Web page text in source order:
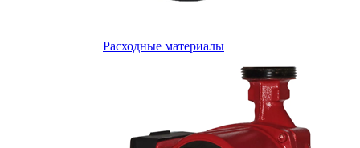
Расходные материалы